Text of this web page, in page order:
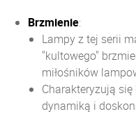
Brzmienie:
Lampy z tej serii
"kultowego"
miłośników
Charakteryzują
dynamiką i